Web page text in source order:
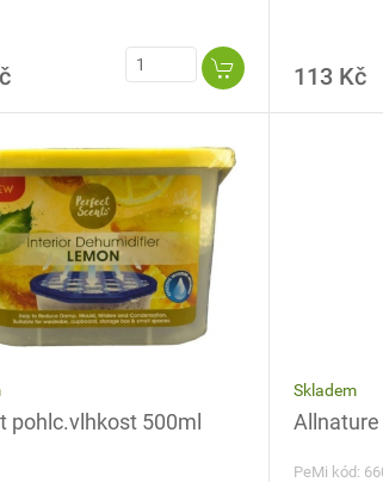
113 Kč
pohlc.vlhkost 500ml
Skladem
Allnature
PeMi kód: